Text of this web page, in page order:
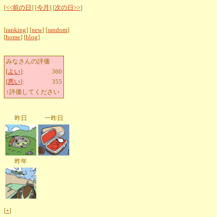
[<<前の日 ] [今月 ] [次の日>>]
[ranking] [new] [random]
[home] [blog]
みなさんの評価
[よい]:
360
[悪い]:
355
↑評価してください
昨日 一昨日
昨年
[+]